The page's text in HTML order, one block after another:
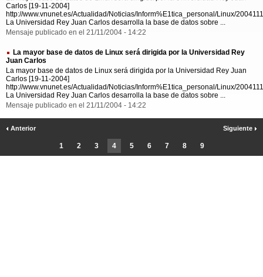
Carlos [19-11-2004]
http://www.vnunet.es/Actualidad/Noticias/Inform%E1tica_personal/Linux/
La Universidad Rey Juan Carlos desarrolla la base de datos sobre ...
Mensaje publicado en el 21/11/2004 - 14:22
La mayor base de datos de Linux será dirigida por la Universidad Rey
Juan Carlos
La mayor base de datos de Linux será dirigida por la Universidad Rey Juan
Carlos [19-11-2004]
http://www.vnunet.es/Actualidad/Noticias/Inform%E1tica_personal/Linux/
La Universidad Rey Juan Carlos desarrolla la base de datos sobre ...
Mensaje publicado en el 21/11/2004 - 14:22
Anterior
1 2 3 4 5 6 7 8 9
Siguiente